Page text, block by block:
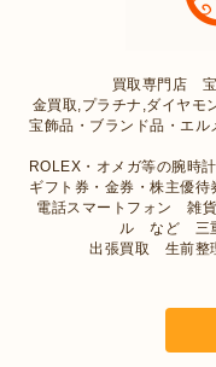
買取専門店
金買取,プラチナ,ダイヤモ
宝飾品・ブランド品・エ
ROLEX・オメガ等の腕時
ギフト券・金券・株主優
電話スマートフォン 雑
ル など 三重
出張買取 生前整